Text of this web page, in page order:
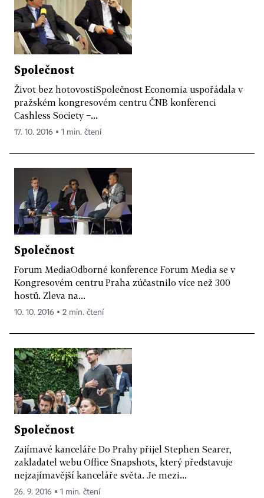
Společnost
Život bez hotovostiSpolečnost Economia uspořádala v
pražském kongresovém centru ČNB konferenci
Cashless Society −...
17. 10. 2016 ▪ 1 min. čtení
Společnost
Forum MediaOdborné konference Forum Media se v
Kongresovém centru Praha zúčastnilo více než 300
hostů. Zleva na...
10. 10. 2016 ▪ 2 min. čtení
Společnost
Zajímavé kanceláře Do Prahy přijel Stephen Searer,
zakladatel webu Office Snapshots, který představuje
nejzajímavější kanceláře světa. Je mezi...
26. 9. 2016 ▪ 1 min. čtení